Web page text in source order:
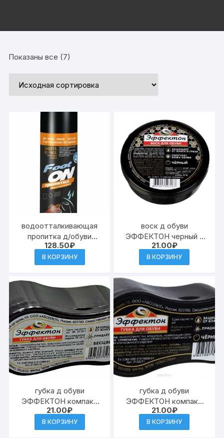
Показаны все (7)
водоотталкивающая
пропитка д/обуви
(кожа,замши) FOOTON
230мл (12)к.1103/05
128.50₽
В КОРЗИНУ
воск д обуви
ЭФФЕКТОН черный в
банке 45мл (210)
21.00₽
В КОРЗИНУ
губка д обуви
ЭФФЕКТОН компакт
бесцветная (96)
21.00₽
В КОРЗИНУ
губка д обуви
ЭФФЕКТОН компакт
черная (96)
21.00₽
В КОРЗИНУ